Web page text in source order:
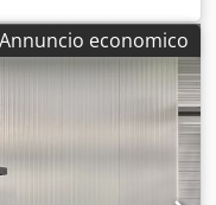
elettrico, tipo
LINDE V (5213)
Demo Albero: 3F
di sollevamento: 9450
8900 mm
Sì
2019 Ore: 1455 ore
triplex - FFL
Annuncio economico